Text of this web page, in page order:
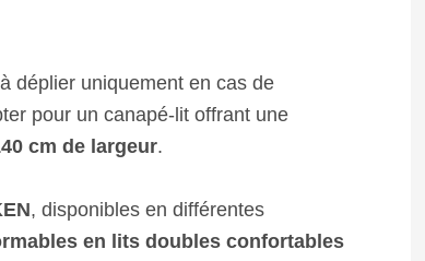
déplier uniquement en cas de
pour un canapé-lit offrant une
cm de largeur.
, disponibles en différentes
en lits doubles confortables